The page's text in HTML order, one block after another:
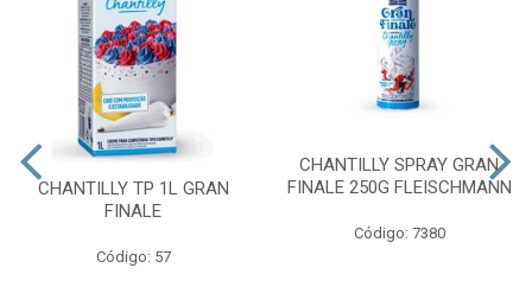
CHANTILLY TP 1L GRAN
FINALE
Código: 57
CHANTILLY SPRAY GRAN
FINALE 250G FLEISCHMANN
Código: 7380